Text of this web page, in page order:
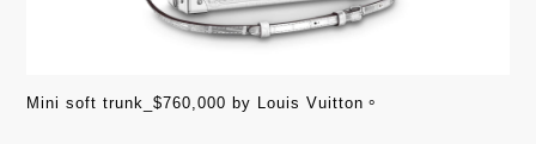
Mini soft trunk_$760,000 by Louis Vuitton。